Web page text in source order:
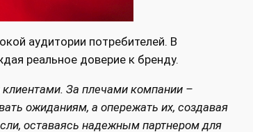
аудитории потребителей. В
реальное доверие к бренду.
За плечами компании –
ожиданиям, а опережать их, создавая
оставаясь надежным партнером для